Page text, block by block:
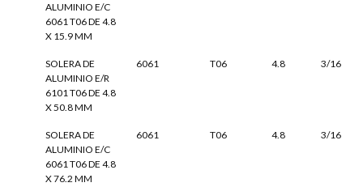
ALUMINIO E/C
6061 T06 DE 4.8
X 15.9 MM
SOLERA DE
ALUMINIO E/R
6101 T06 DE 4.8
X 50.8 MM
6061 T06 4.8 3/16
SOLERA DE
ALUMINIO E/C
6061 T06 DE 4.8
X 76.2 MM
6061 T06 4.8 3/16